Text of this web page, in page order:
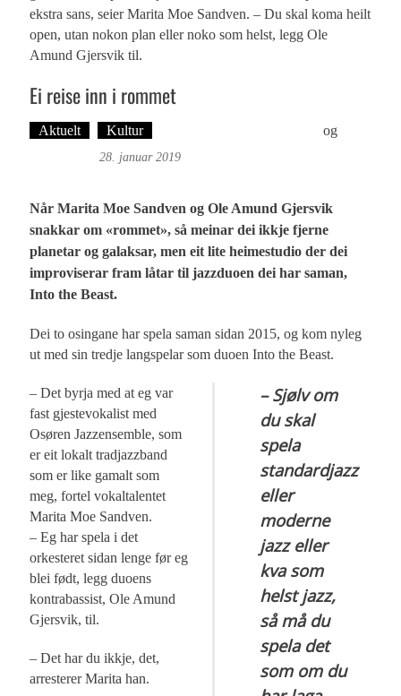
ekstra sans, seier Marita Moe Sandven. – Du skal koma heilt
open, utan nokon plan eller noko som helst, legg Ole
Amund Gjersvik til.
Ei reise inn i rommet
Aktuelt Kultur og
28. januar 2019
Når Marita Moe Sandven og Ole Amund Gjersvik
snakkar om «rommet», så meinar dei ikkje fjerne
planetar og galaksar, men eit lite heimestudio der dei
improviserar fram låtar til jazzduoen dei har saman,
Into the Beast.
Dei to osingane har spela saman sidan 2015, og kom nyleg
ut med sin tredje langspelar som duoen Into the Beast.
– Sjølv om
du skal
spela
standardjazz
eller
moderne
jazz eller
kva som
helst jazz,
så må du
spela det
som om du
– Det byrja med at eg var
fast gjestevokalist med
Osøren Jazzensemble, som
er eit lokalt tradjazzband
som er like gamalt som
meg, fortel vokaltalentet
Marita Moe Sandven.
– Eg har spela i det
orkesteret sidan lenge før eg
blei født, legg duoens
kontrabassist, Ole Amund
Gjersvik, til.
– Det har du ikkje, det,
arresterer Marita han.